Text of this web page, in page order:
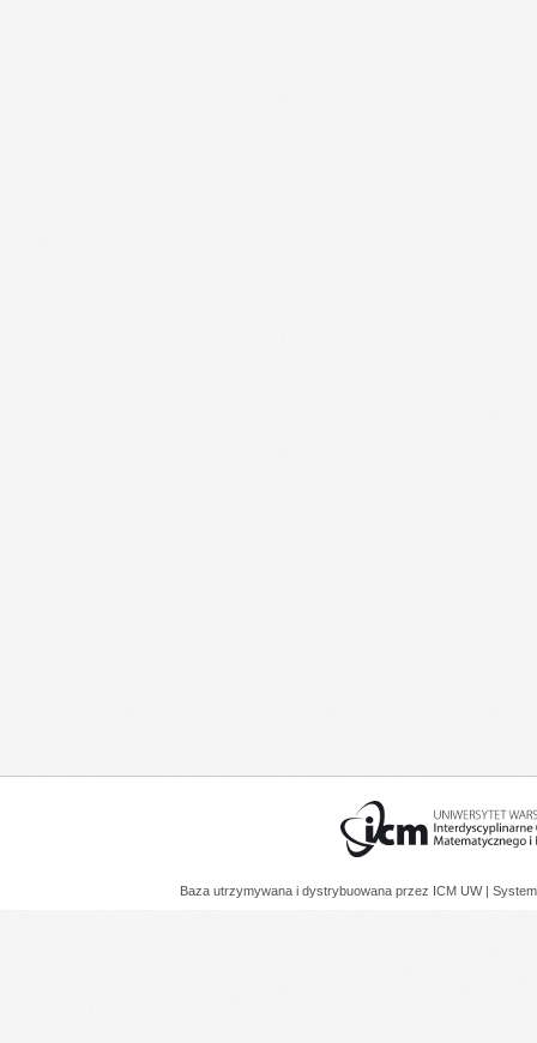
Baza utrzymywana i dystrybuowana przez ICM UW |